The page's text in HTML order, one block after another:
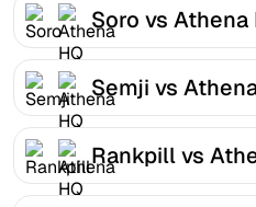
Soro vs Athena
Semji vs
Rankpill vs